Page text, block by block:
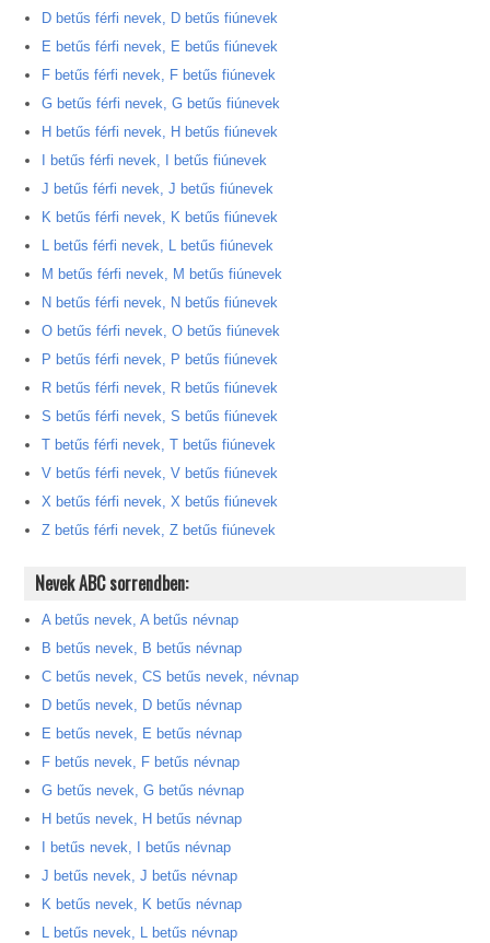
D betűs férfi nevek, D betűs fiúnevek
E betűs férfi nevek, E betűs fiúnevek
F betűs férfi nevek, F betűs fiúnevek
G betűs férfi nevek, G betűs fiúnevek
H betűs férfi nevek, H betűs fiúnevek
I betűs férfi nevek, I betűs fiúnevek
J betűs férfi nevek, J betűs fiúnevek
K betűs férfi nevek, K betűs fiúnevek
L betűs férfi nevek, L betűs fiúnevek
M betűs férfi nevek, M betűs fiúnevek
N betűs férfi nevek, N betűs fiúnevek
O betűs férfi nevek, O betűs fiúnevek
P betűs férfi nevek, P betűs fiúnevek
R betűs férfi nevek, R betűs fiúnevek
S betűs férfi nevek, S betűs fiúnevek
T betűs férfi nevek, T betűs fiúnevek
V betűs férfi nevek, V betűs fiúnevek
X betűs férfi nevek, X betűs fiúnevek
Z betűs férfi nevek, Z betűs fiúnevek
Nevek ABC sorrendben:
A betűs nevek, A betűs névnap
B betűs nevek, B betűs névnap
C betűs nevek, CS betűs nevek, névnap
D betűs nevek, D betűs névnap
E betűs nevek, E betűs névnap
F betűs nevek, F betűs névnap
G betűs nevek, G betűs névnap
H betűs nevek, H betűs névnap
I betűs nevek, I betűs névnap
J betűs nevek, J betűs névnap
K betűs nevek, K betűs névnap
L betűs nevek, L betűs névnap